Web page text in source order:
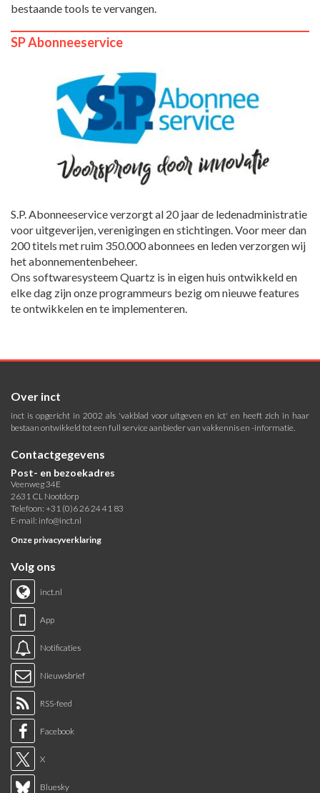
bestaande tools te vervangen.
SP Abonneeservice
S.P. Abonneeservice verzorgt al 20 jaar de ledenadministratie
voor uitgeverijen, verenigingen en stichtingen. Voor meer dan
200 titels met ruim 350.000 abonnees en leden verzorgen wij
het abonnementenbeheer.
Ons softwaresysteem Quartz is in eigen huis ontwikkeld en
elke dag zijn onze programmeurs bezig om nieuwe features
te ontwikkelen en te implementeren.
Over inct
inct is opgericht in 2002 als 'vakblad voor uitgeven en ict' en heeft zich in haar
bestaan ontwikkeld tot een full service aanbieder van vakkennis en -informatie.
Contactgegevens
Post- en bezoekadres
Veenweg 34E
2631 CL Nootdorp
Telefoon: +31 (0)6 26 24 41 83
E-mail: info@inct.nl
Onze privacyverklaring
Volg ons
inct.nl
App
Notificaties
Nieuwsbrief
RSS-feed
Facebook
X
Bluesky